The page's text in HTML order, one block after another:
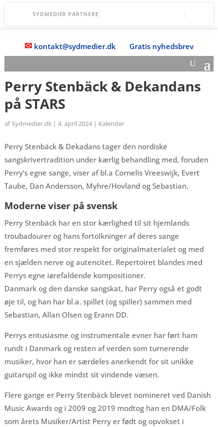
SYDMEDIER PARTNERE
✉ kontakt@sydmedier.dk Gratis nyhedsbrev
Perry Stenbäck & Dekandans
på STARS
af Sydmedier.dk| 4. april 2024| Kalender
Perry Stenbäck & Dekadans tager den nordiske
sangskrivertradition under kærlig behandling med, foruden
Perry’s egne sange, viser af bl.a Cornelis Vreeswijk, Evert
Taube, Dan Andersson, Myhre/Hovland og Sebastian.
Moderne viser på svensk
Perry Stenbäck har en stor kærlighed til sit hjemlands
troubadourer og hans fortolkninger af deres sange
fremføres med stor respekt for originalmaterialet og med
en sjælden nerve og autencitet. Repertoiret blandes med
Perrys egne iørefaldende kompositioner.
Danmark og den danske sangskat, har Perry også et godt
øje til, og han har bl.a. spillet (og spiller) sammen med
Sebastian, Allan Olsen og Erann DD.
Perrys entusiasme og instrumentale evner har ført ham
rundt i Danmark og resten af verden som turnerende
musiker, hvor han er særdeles anerkendt for sit unikke
guitarspil og ikke mindst sit vindende væsen.
Flere gange er Perry Stenbäck blevet nomineret ved Danish
Music Awards og i 2009 og 2019 modtog han en DMA/Folk
som årets Musiker/Artist Perry er født og opvokset i